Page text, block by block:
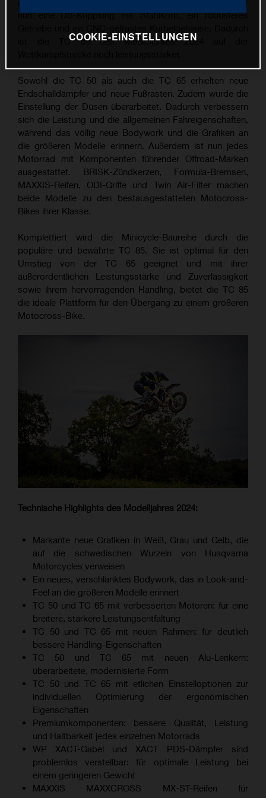
nun eine DS-Kupplung mit Stahlkorb, ein robusteres
ist die TC 65 des Modelljahres 2024 auf der
Sowohl die TC 50 als auch die TC 65 erhielten neue
Endschalldämpfer und neue Fußrasten. Zudem wurde die
Einstellung der Düsen überarbeitet. Dadurch verbessern
sich die Leistung und die allgemeinen Fahreigenschaften,
während das völlig neue Bodywork und die Grafiken an
die größeren Modelle erinnern. Außerdem ist nun jedes
Motorrad mit Komponenten führender Offroad-Marken
ausgestattet. BRISK-Zündkerzen, Formula-Bremsen,
MAXXIS-Reifen, ODI-Griffe und Twin Air-Filter machen
beide Modelle zu den bestausgestatteten Motocross-
Bikes ihrer Klasse.
Komplettiert wird die Minicycle-Baureihe durch die
populäre und bewährte TC 85. Sie ist optimal für den
Umstieg von der TC 65 geeignet und mit ihrer
außerordentlichen Leistungsstärke und Zuverlässigkeit
sowie ihrem hervorragenden Handling, bietet die TC 85
die ideale Plattform für den Übergang zu einem größeren
Motocross-Bike.
Technische Highlights des Modelljahres 2024:
Markante neue Grafiken in Weiß, Grau und Gelb, die
auf die schwedischen Wurzeln von Husqvarna
Motorcycles verweisen
Ein neues, verschlanktes Bodywork, das in Look-and-
Feel an die größeren Modelle erinnert
TC 50 und TC 65 mit verbesserten Motoren: für eine
breitere, stärkere Leistungsentfaltung
TC 50 und TC 65 mit neuen Rahmen: für deutlich
bessere Handling-Eigenschaften
TC 50 und TC 65 mit neuen Alu-Lenkern:
überarbeitete, modernisierte Form
TC 50 und TC 65 mit etlichen Einstelloptionen zur
individuellen Optimierung der ergonomischen
Eigenschaften
Premiumkomponenten: bessere Qualität, Leistung
und Haltbarkeit jedes einzelnen Motorrads
WP XACT-Gabel und XACT PDS-Dämpfer sind
problemlos verstellbar: für optimale Leistung bei
einem geringeren Gewicht
MAXXIS MAXXCROSS MX-ST-Reifen für
COOKIE-EINSTELLUNGEN